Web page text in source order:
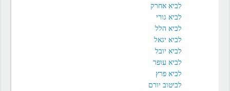
לביא אחרק
לביא גורי
לביא הלל
לביא יגאל
לביא יובל
לביא עופר
לביא פרץ
לביטוב יורם